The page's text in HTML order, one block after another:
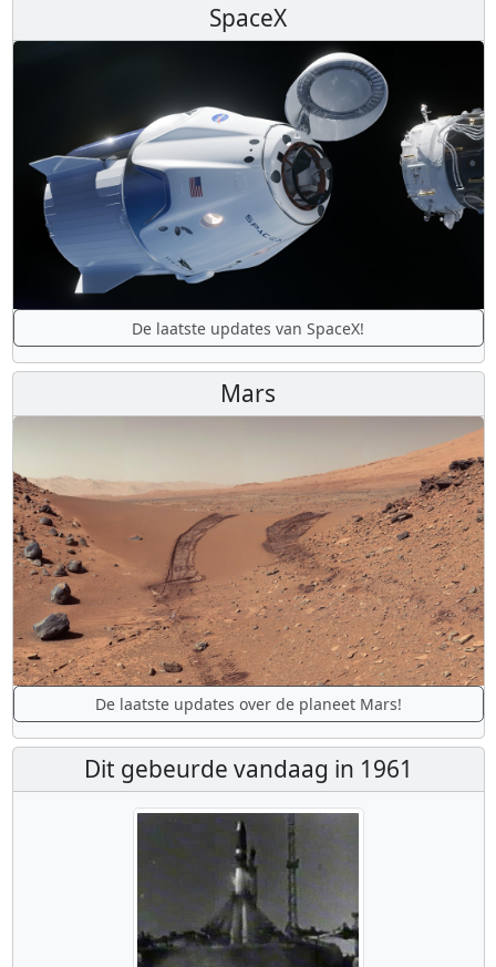
SpaceX
De laatste updates van SpaceX!
Mars
De laatste updates over de planeet Mars!
Dit gebeurde vandaag in 1961